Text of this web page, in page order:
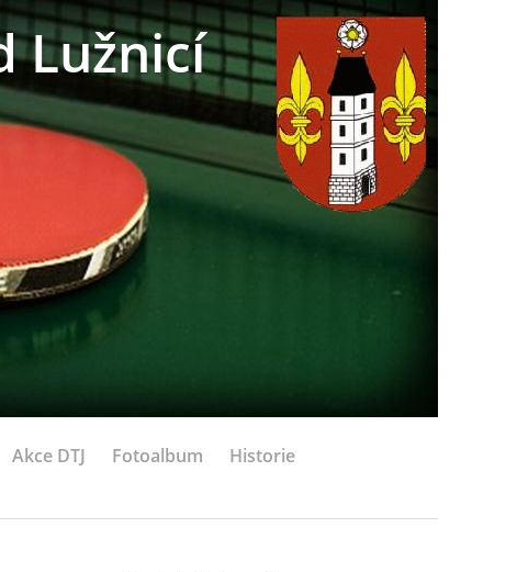
Lužnicí
Akce DTJ Fotoalbum Historie